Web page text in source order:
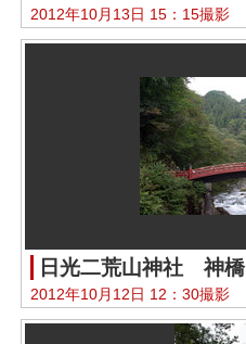
2012年10月13日 15：15撮影
日光二荒山神社 神橋
2012年10月12日 12：30撮影